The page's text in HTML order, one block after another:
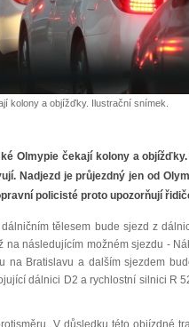
kolony a objížďky. Ilustrační snímek.
Olmypie čekají kolony a
Nadjezd je průjezdný jen od
policisté proto upozorňují
tělesem bude sjezd z
na následujícím možném sjezdu -
na Bratislavu a dalším sjezdem
dálnici D2 a rychlostní silnici R
V důsledku této objízdné